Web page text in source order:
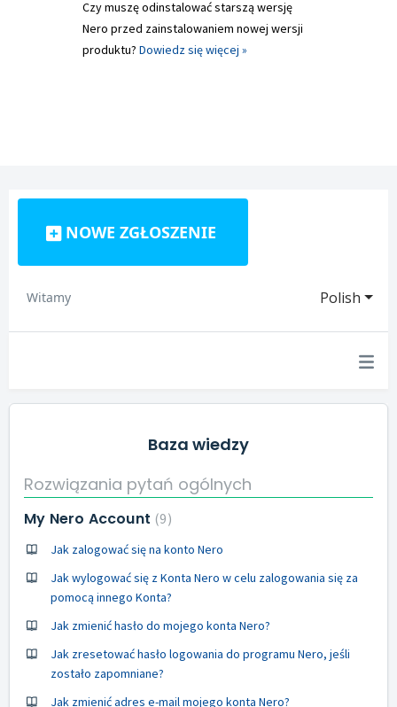
Czy muszę odinstalować starszą wersję
Nero przed zainstalowaniem nowej wersji
produktu? Dowiedz się więcej »
NOWE ZGŁOSZENIE
Polish
Witamy
Baza wiedzy
Rozwiązania pytań ogólnych
My Nero Account 9
Jak zalogować się na konto Nero
Jak wylogować się z Konta Nero w celu zalogowania się za
pomocą innego Konta?
Jak zmienić hasło do mojego konta Nero?
Jak zresetować hasło logowania do programu Nero, jeśli
zostało zapomniane?
Jak zmienić adres e-mail mojego konta Nero?